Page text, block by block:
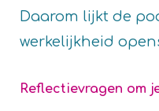
Daarom lijkt de
werkelijkheid
Reflectievragen om